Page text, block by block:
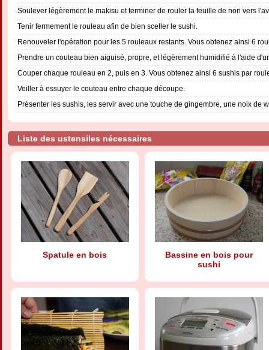
Soulever légèrement le makisu et terminer de rouler la feuille de nori vers
Tenir fermement le rouleau afin de bien sceller le sushi.
Renouveler l'opération pour les 5 rouleaux restants. Vous obtenez ainsi 6
Prendre un couteau bien aiguisé, propre, et légèrement humidifié à l'aide
Couper chaque rouleau en 2, puis en 3. Vous obtenez ainsi 6 sushis par
Veiller à essuyer le couteau entre chaque découpe.
Présenter les sushis, les servir avec une touche de gingembre, une noix de
Liste des ustensiles nécessaires
Spatule en bois
Bassine en bois pour
sushi